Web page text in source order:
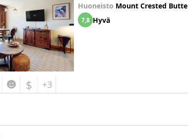
Huoneisto Mount Crested Butte
7,8 Hyvä
$ +3